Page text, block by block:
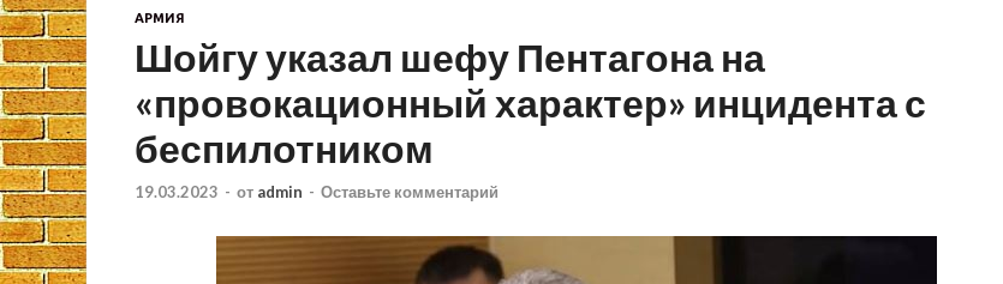
АРМИЯ
Шойгу указал шефу Пентагона на
«провокационный характер» инцидента с
беспилотником
19.03.2023 - от admin - Оставьте комментарий